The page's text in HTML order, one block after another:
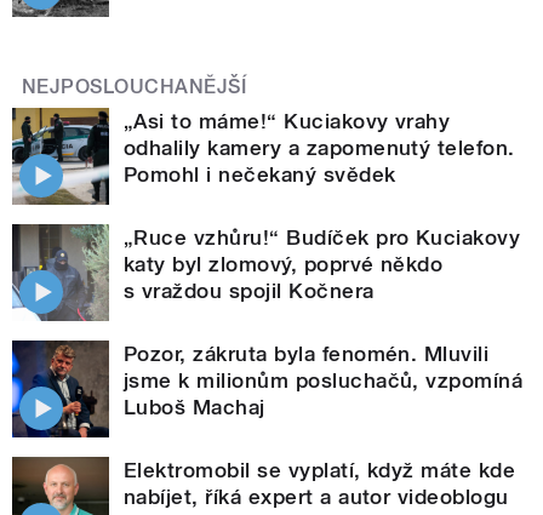
NEJPOSLOUCHANĚJŠÍ
„Asi to máme!“ Kuciakovy vrahy
odhalily kamery a zapomenutý telefon.
Pomohl i nečekaný svědek
„Ruce vzhůru!“ Budíček pro Kuciakovy
katy byl zlomový, poprvé někdo
s vraždou spojil Kočnera
Pozor, zákruta byla fenomén. Mluvili
jsme k milionům posluchačů, vzpomíná
Luboš Machaj
Elektromobil se vyplatí, když máte kde
nabíjet, říká expert a autor videoblogu